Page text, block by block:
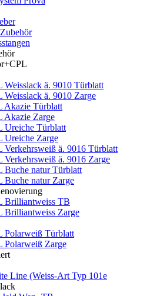
Weisslack ä. 9010 Türblatt
Weisslack ä. 9010 Zarge
Akazie Türblatt
Akazie Zarge
Ureiche Türblatt
Ureiche Zarge
Verkehrsweiß ä. 9016 Türblatt
Verkehrsweiß ä. 9016 Zarge
Buche natur Türblatt
Buche natur Zarge
Brilliantweiss TB
Brilliantweiss Zarge
Polarweiß Türblatt
Polarweiß Zarge
Line (Weiss-Art Typ 101e